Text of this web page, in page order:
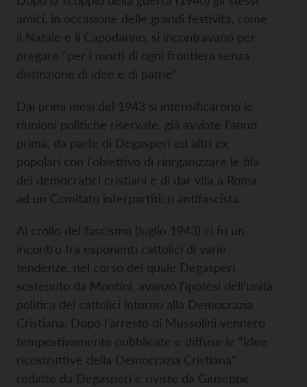
amici, in occasione delle grandi festività, come
il Natale e il Capodanno, si incontravano per
pregare “per i morti di ogni frontiera senza
distinzione di idee e di patrie”.
Dai primi mesi del 1943 si intensificarono le
riunioni politiche riservate, già avviate l'anno
prima, da parte di Degasperi ed altri ex
popolari con l'obiettivo di riorganizzare le fila
dei democratici cristiani e di dar vita a Roma
ad un Comitato interpartitico antifascista.
Al crollo del fascismo (luglio 1943) ci fu un
incontro fra esponenti cattolici di varie
tendenze, nel corso del quale Degasperi,
sostenuto da Montini, avanzò l'ipotesi dell'unità
politica dei cattolici intorno alla Democrazia
Cristiana. Dopo l'arresto di Mussolini vennero
tempestivamente pubblicate e diffuse le “Idee
ricostruttive della Democrazia Cristiana”
redatte da Degasperi e riviste da Giuseppe